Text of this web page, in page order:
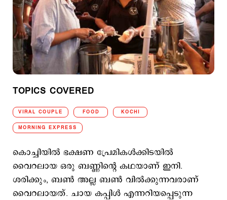
TOPICS COVERED
VIRAL COUPLE FOOD KOCHI
MORNING EXPRESS
കൊച്ചിയിൽ ഭക്ഷണ പ്രേമികൾക്കിടയിൽ
വൈറലായ ഒരു ബണ്ണിന്റെ കഥയാണ് ഇനി.
ശരിക്കും, ബൺ അല്ല ബൺ വിൽക്കുന്നവരാണ്
വൈറലായത്. ചായ കപ്പിൾ എന്നറിയപ്പെടുന്ന